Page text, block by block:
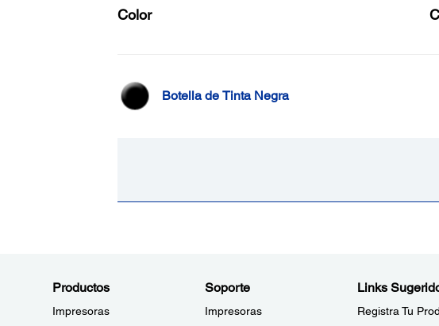
Color
Botella de Tinta Negra
Productos
Impresoras
Soporte
Impresoras
Links
Registra Tu